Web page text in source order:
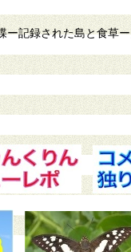
記録された島と食草ー